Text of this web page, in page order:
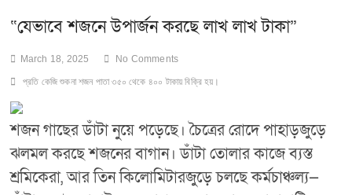
“যেভাবে শজনে উপার্জন করছে লাখ লাখ টাকা”
March 18, 2025 No Comments
প্রতি কেজি শুকনা শজন পাতা ৩৫০ থেকে ৪০০ টাকায় বিক্রি হয়।
শজন গাছের ডাঁটা নুয়ে পড়েছে। চৈত্রের রোদে পাহাড়জুড়ে
ঝলমল করছে শজনের বাগান। ডাঁটা তোলার কাজে ব্যস্ত
শ্রমিকেরা, আর তিন কিলোমিটারজুড়ে চলছে কর্মচাঞ্চল্য—